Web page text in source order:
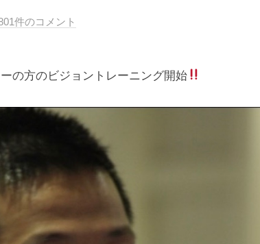
件のコメント
の方のビジョントレーニング開始